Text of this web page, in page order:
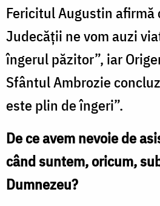
Fericitul Augustin afirmă
Judecăţii ne vom auzi
îngerul păzitor”, iar
Sfântul Ambrozie
este plin de îngeri”.
De ce avem nevoie de
când suntem, oricum,
Dumnezeu?